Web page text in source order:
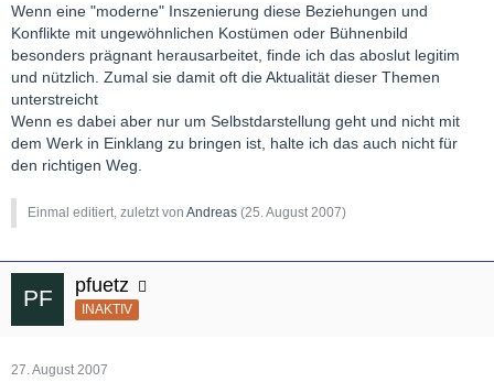
Wenn eine "moderne" Inszenierung diese Beziehungen und
Konflikte mit ungewöhnlichen Kostümen oder Bühnenbild
besonders prägnant herausarbeitet, finde ich das aboslut legitim
und nützlich. Zumal sie damit oft die Aktualität dieser Themen
unterstreicht
Wenn es dabei aber nur um Selbstdarstellung geht und nicht mit
dem Werk in Einklang zu bringen ist, halte ich das auch nicht für
den richtigen Weg.
Einmal editiert, zuletzt von Andreas (25. August 2007)
pfuetz
INAKTIV
27. August 2007